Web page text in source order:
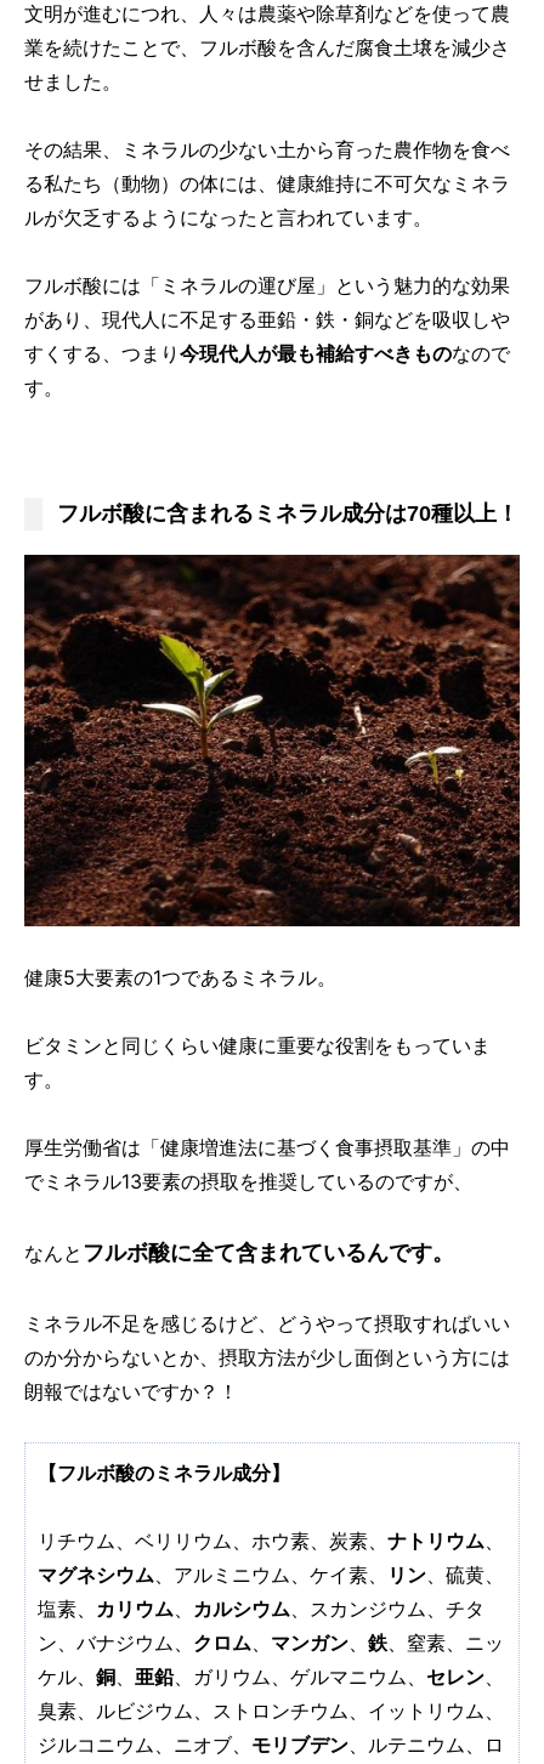
文明が進むにつれ、人々は農薬や除草剤などを使って農
業を続けたことで、フルボ酸を含んだ腐食土壌を減少さ
せました。
その結果、ミネラルの少ない土から育った農作物を食べ
る私たち（動物）の体には、健康維持に不可欠なミネラ
ルが欠乏するようになったと言われています。
フルボ酸には「ミネラルの運び屋」という魅力的な効果
があり、現代人に不足する亜鉛・鉄・銅などを吸収しや
すくする、つまり 今現代人が最も補給すべきものなので
す。
フルボ酸に含まれるミネラル成分は70種以上！
健康5大要素の1つであるミネラル。
ビタミンと同じくらい健康に重要な役割をもっていま
す。
厚生労働省は「健康増進法に基づく食事摂取基準」の中
でミネラル13要素の摂取を推奨しているのですが、
なんと フルボ酸に全て含まれているんです。
ミネラル不足を感じるけど、どうやって摂取すればいい
のか分からないとか、摂取方法が少し面倒という方には
朗報ではないですか？！
【フルボ酸のミネラル成分】
リチウム、ベリリウム、ホウ素、炭素、 ナトリウム、
マグネシウム、アルミニウム、ケイ素、 リン、硫黄、
塩素、 カリウム、 カルシウム、スカンジウム、チタ
ン、バナジウム、 クロム、 マンガン、 鉄、窒素、ニッ
ケル、 銅、 亜鉛、ガリウム、ゲルマニウム、 セレン、
臭素、ルビジウム、ストロンチウム、イットリウム、
ジルコニウム、ニオブ、 モリブデン、ルテニウム、ロ